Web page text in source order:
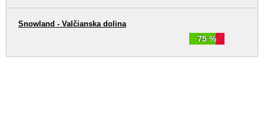
75 %
Snowland - Valčianska dolina